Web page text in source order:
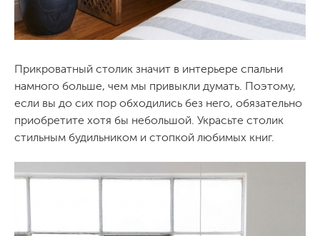
Прикроватный столик значит в интерьере спальни
намного больше, чем мы привыкли думать. Поэтому,
если вы до сих пор обходились без него, обязательно
приобретите хотя бы небольшой. Украсьте столик
стильным будильником и стопкой любимых книг.